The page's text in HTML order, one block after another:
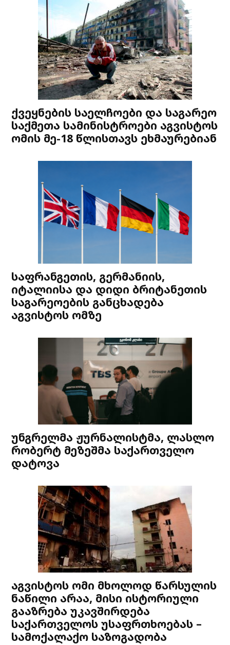
ქვეყნების საელჩოები და საგარეო
საქმეთა სამინისტროები აგვისტოს
ომის მე-18 წლისთავს ეხმაურებიან
საფრანგეთის, გერმანიის,
იტალიისა და დიდი ბრიტანეთის
საგარეოების განცხადება
აგვისტოს ომზე
უნგრელმა ჟურნალისტმა, ლასლო
რობერტ მეზეშმა საქართველო
დატოვა
აგვისტოს ომი მხოლოდ წარსულის
ნაწილი არაა, მისი ისტორიული
გააზრება უკავშირდება
საქართველოს უსაფრთხოებას –
სამოქალაქო საზოგადობა